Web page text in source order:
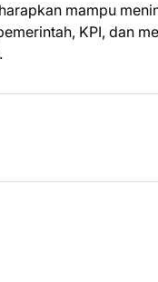
mampu
KPI, dan